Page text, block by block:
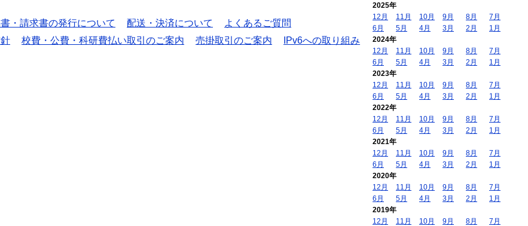
・請求書の発行について 配送・決済について
よくあるご質問
校費・公費・科研費払い取引のご案内 売掛取引のご案内
IPv6への取り組み
2025年
12月
11月 10月 9月 8月
7月
6月
5月 4月 3月 2月
1月
2024年
12月
11月 10月 9月 8月
7月
6月
5月 4月 3月 2月
1月
2023年
12月
11月 10月 9月 8月
7月
6月
5月 4月 3月 2月
1月
2022年
12月
11月 10月 9月 8月
7月
6月
5月 4月 3月 2月
1月
2021年
12月
11月 10月 9月 8月
7月
6月
5月 4月 3月 2月
1月
2020年
12月
11月 10月 9月 8月
7月
6月
5月 4月 3月 2月
1月
2019年
12月
11月 10月 9月 8月
7月